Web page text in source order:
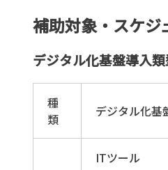
補助対象・スケジ
デジタル化基盤導入
種
類
デジタル化基
ITツール